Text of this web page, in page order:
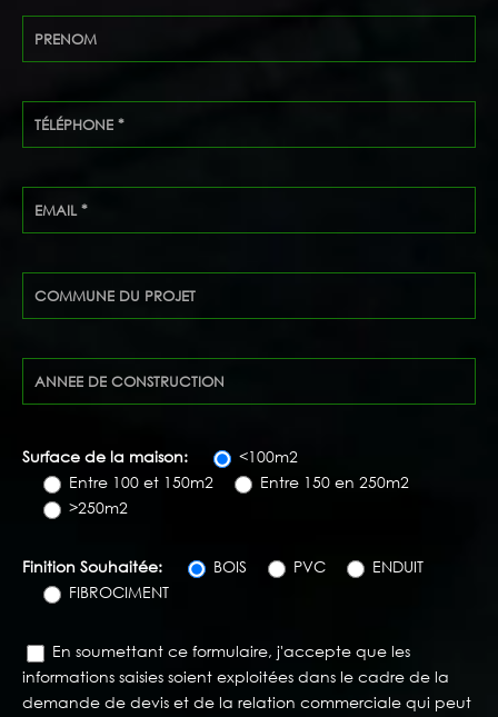
Surface de la maison:
<100m2
Entre 100 et 150m2
Entre 150 en 250m2
>250m2
Finition Souhaitée: BOIS PVC
ENDUIT
FIBROCIMENT
En soumettant ce formulaire, j'accepte que les
informations saisies soient exploitées dans le cadre de la
demande de devis et de la relation commerciale qui peut